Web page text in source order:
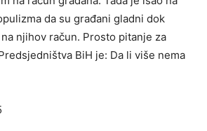
da su građani gladni dok
njihov račun. Prosto pitanje za
BiH je: Da li više nema